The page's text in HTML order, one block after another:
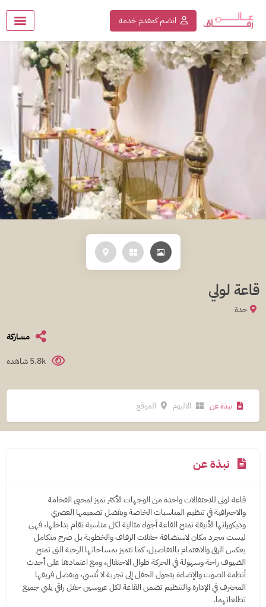
انضم كمقدم خدمة
قاعة لولي
جدة
مشاركة
5.8k شاهده
نبذة عن الالبوم الموقع
نبذة عن
قاعة لولي للاحتفالات واحدة من الوجهات الأكثر تميز لمحبي الفخامة
والاحترافية في تنظيم المناسبات الخاصة وبفضل تصميمها العصري
وديكوراتها الأنيقة تمنح القاعة أجواء مثالية لكل مناسبة تقام بداخلها، فهي
ليست مجرد مكان لاستضافة حفلات الزفاف والخطوبة بل صرح متكامل
يعكس الرقي والاهتمام بالتفاصيل، كما تتميز بمساحاتها الرحبة التي تمنح
الضيوف راحة وسهولة في الحركة طوال الاحتفال، ومع اعتمادها على أحدث
أنظمة الصوت والإضاءة يتحول الحفل إلى تجربة لا تُنسى، وبفضل فريقها
المحترف في الإدارة والتنظيم تضمن القاعة لكل عروسين حفل راقي يلبي جميع
تطلعاتهما.